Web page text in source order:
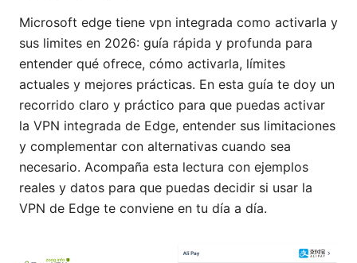
Microsoft edge tiene vpn integrada como activarla y
sus limites en 2026: guía rápida y profunda para
entender qué ofrece, cómo activarla, límites
actuales y mejores prácticas. En esta guía te doy un
recorrido claro y práctico para que puedas activar
la VPN integrada de Edge, entender sus limitaciones
y complementar con alternativas cuando sea
necesario. Acompaña esta lectura con ejemplos
reales y datos para que puedas decidir si usar la
VPN de Edge te conviene en tu día a día.